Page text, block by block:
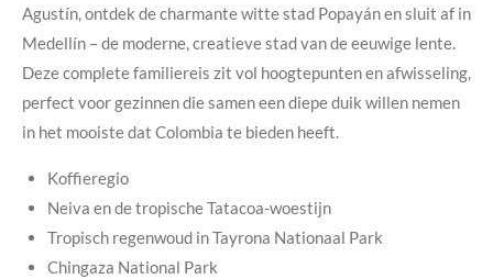
Agustín, ontdek de charmante witte stad Popayán en sluit af in
Medellín – de moderne, creatieve stad van de eeuwige lente.
Deze complete familiereis zit vol hoogtepunten en afwisseling,
perfect voor gezinnen die samen een diepe duik willen nemen
in het mooiste dat Colombia te bieden heeft.
Koffieregio
Neiva en de tropische Tatacoa-woestijn
Tropisch regenwoud in Tayrona Nationaal Park
Chingaza National Park